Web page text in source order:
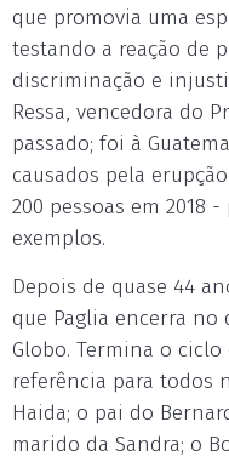
que promovia uma
testando a reação de
discriminação e
Ressa, vencedora do
passado; foi à
causados pela
200 pessoas em 2018
exemplos.
Depois de quase 44
que Paglia encerra no
Globo. Termina o
referência para todos
Haida; o pai do
marido da Sandra; o